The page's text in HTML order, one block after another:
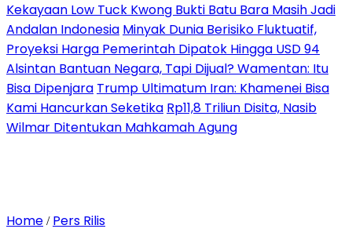
Kekayaan Low Tuck Kwong Bukti Batu Bara Masih Jadi
Andalan Indonesia Minyak Dunia Berisiko Fluktuatif,
Proyeksi Harga Pemerintah Dipatok Hingga USD 94
Alsintan Bantuan Negara, Tapi Dijual? Wamentan: Itu
Bisa Dipenjara Trump Ultimatum Iran: Khamenei Bisa
Kami Hancurkan Seketika Rp11,8 Triliun Disita, Nasib
Wilmar Ditentukan Mahkamah Agung
Home / Pers Rilis